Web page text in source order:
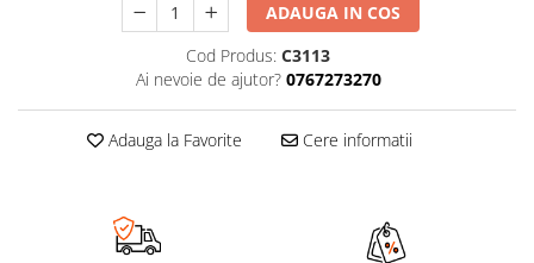
ADAUGA IN COS
Cod Produs: C3113
Ai nevoie de ajutor? 0767273270
Adauga la Favorite Cere informatii